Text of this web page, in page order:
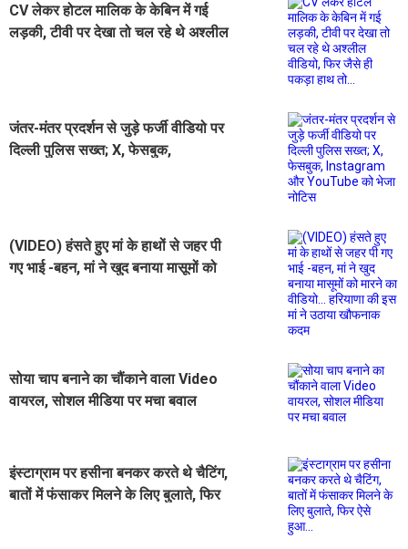
CV लेकर होटल मालिक के केबिन में गई
लड़की, टीवी पर देखा तो चल रहे थे अश्लील
जंतर-मंतर प्रदर्शन से जुड़े फर्जी वीडियो पर
दिल्ली पुलिस सख्त; X, फेसबुक,
(VIDEO) हंसते हुए मां के हाथों से जहर पी
गए भाई -बहन, मां ने खुद बनाया मासूमों को
सोया चाप बनाने का चौंकाने वाला Video
वायरल, सोशल मीडिया पर मचा बवाल
इंस्टाग्राम पर हसीना बनकर करते थे चैटिंग,
बातों में फंसाकर मिलने के लिए बुलाते, फिर